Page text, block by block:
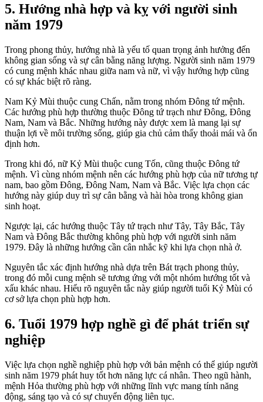
5. Hướng nhà hợp và kỵ với người sinh
năm 1979
Trong phong thủy, hướng nhà là yếu tố quan trọng ảnh hưởng đến
không gian sống và sự cân bằng năng lượng. Người sinh năm 1979
có cung mệnh khác nhau giữa nam và nữ, vì vậy hướng hợp cũng
có sự khác biệt rõ ràng.
Nam Kỷ Mùi thuộc cung Chấn, nằm trong nhóm Đông tứ mệnh.
Các hướng phù hợp thường thuộc Đông tứ trạch như Đông, Đông
Nam, Nam và Bắc. Những hướng này được xem là mang lại sự
thuận lợi về môi trường sống, giúp gia chủ cảm thấy thoải mái và ổn
định hơn.
Trong khi đó, nữ Kỷ Mùi thuộc cung Tốn, cũng thuộc Đông tứ
mệnh. Vì cùng nhóm mệnh nên các hướng phù hợp của nữ tương tự
nam, bao gồm Đông, Đông Nam, Nam và Bắc. Việc lựa chọn các
hướng này giúp duy trì sự cân bằng và hài hòa trong không gian
sinh hoạt.
Ngược lại, các hướng thuộc Tây tứ trạch như Tây, Tây Bắc, Tây
Nam và Đông Bắc thường không phù hợp với người sinh năm
1979. Đây là những hướng cần cân nhắc kỹ khi lựa chọn nhà ở.
Nguyên tắc xác định hướng nhà dựa trên Bát trạch phong thủy,
trong đó mỗi cung mệnh sẽ tương ứng với một nhóm hướng tốt và
xấu khác nhau. Hiểu rõ nguyên tắc này giúp người tuổi Kỷ Mùi có
cơ sở lựa chọn phù hợp hơn.
6. Tuổi 1979 hợp nghề gì để phát triển sự
nghiệp
Việc lựa chọn nghề nghiệp phù hợp với bản mệnh có thể giúp người
sinh năm 1979 phát huy tốt hơn năng lực cá nhân. Theo ngũ hành,
mệnh Hỏa thường phù hợp với những lĩnh vực mang tính năng
động, sáng tạo và có sự chuyển động liên tục.